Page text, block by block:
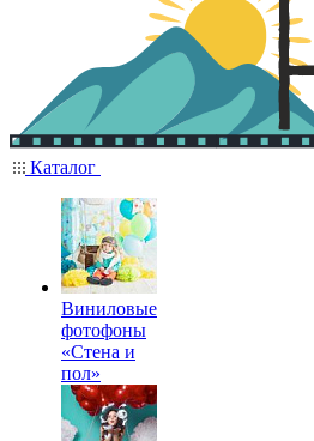
Каталог
Виниловые
фотофоны
«Стена и
пол»